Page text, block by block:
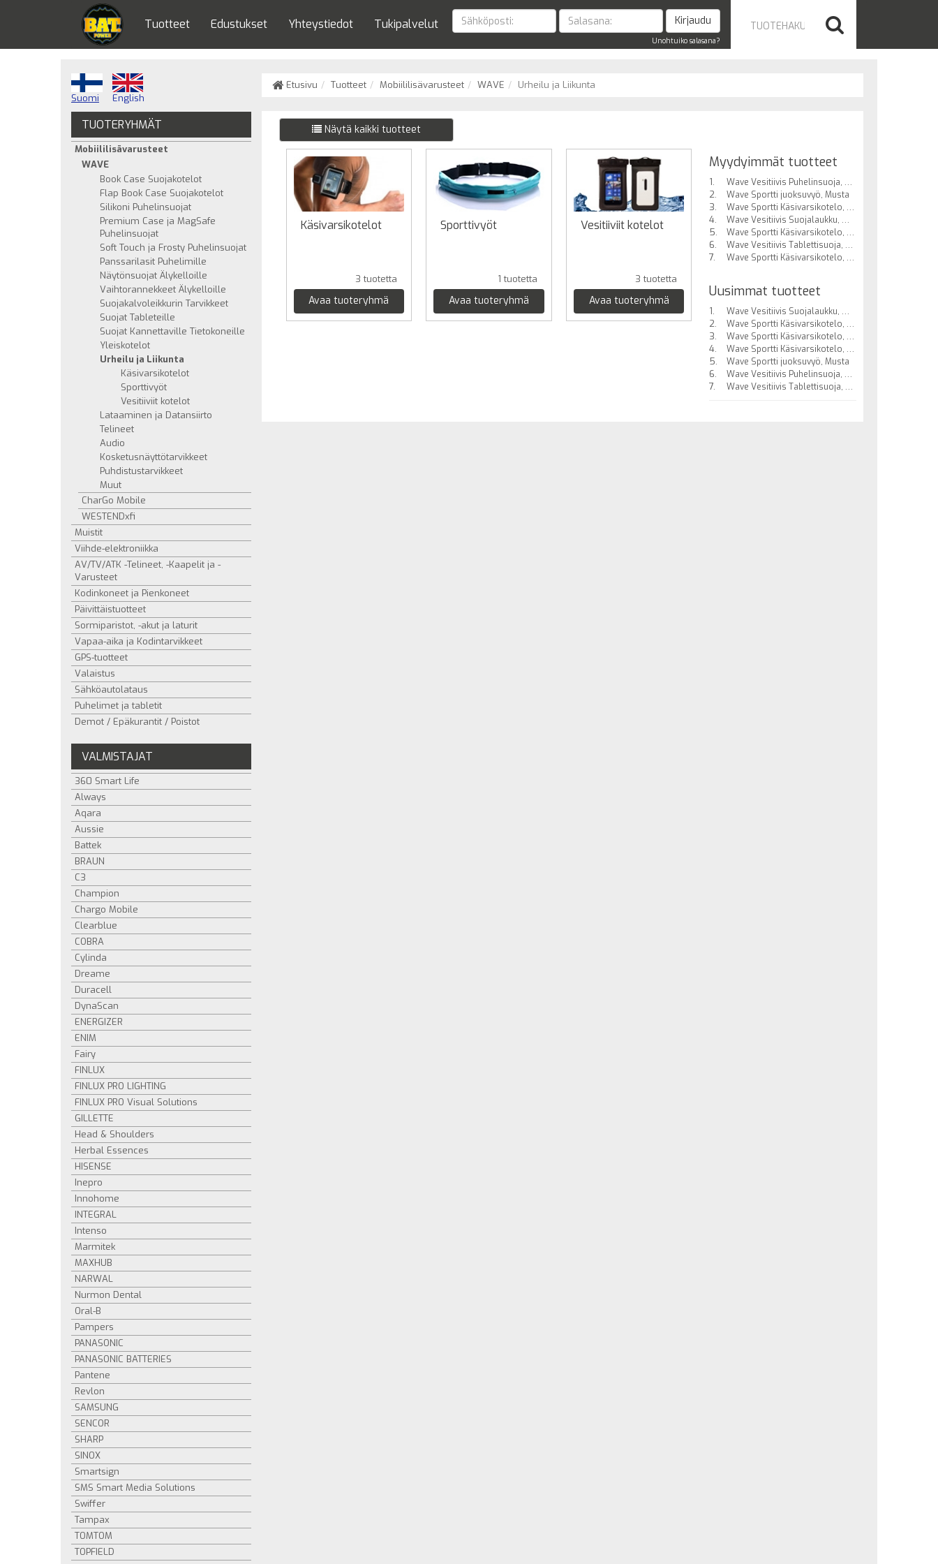
Tuotteet Edustukset Yhteystiedot Tukipalvelut
Unohtuiko salasana?
Etusivu Tuotteet Mobiililisävarusteet WAVE Urheilu ja Liikunta
Näytä kaikki tuotteet
Käsivarsikotelot
3 tuotetta
Avaa tuoteryhmä
Sporttivyöt
1 tuotetta
Avaa tuoteryhmä
Vesitiiviit kotelot
3 tuotetta
Avaa tuoteryhmä
Myydyimmät tuotteet
Wave Vesitiivis Puhelinsuoja, Musta
Wave Sportti juoksuvyö, Musta
Wave Sportti Käsivarsikotelo, Koko L, Musta
Wave Vesitiivis Suojalaukku, Musta
Wave Sportti Käsivarsikotelo, Koko M, Musta
Wave Vesitiivis Tablettisuoja, Musta
Wave Sportti Käsivarsikotelo, Koko L, Valkoinen
Uusimmat tuotteet
Wave Vesitiivis Suojalaukku, Musta
Wave Sportti Käsivarsikotelo, Koko L, Musta
Wave Sportti Käsivarsikotelo, Koko L, Valkoinen
Wave Sportti Käsivarsikotelo, Koko M, Musta
Wave Sportti juoksuvyö, Musta
Wave Vesitiivis Puhelinsuoja, Musta
Wave Vesitiivis Tablettisuoja, Musta
Suomi English
TUOTERYHMÄT
Mobiililisävarusteet
WAVE
Book Case Suojakotelot
Flap Book Case Suojakotelot
Silikoni Puhelinsuojat
Premium Case ja MagSafe
Puhelinsuojat
Soft Touch ja Frosty Puhelinsuojat
Panssarilasit Puhelimille
Näytönsuojat Älykelloille
Vaihtorannekkeet Älykelloille
Suojakalvoleikkurin Tarvikkeet
Suojat Tableteille
Suojat Kannettaville Tietokoneille
Yleiskotelot
Urheilu ja Liikunta
Käsivarsikotelot
Sporttivyöt
Vesitiiviit kotelot
Lataaminen ja Datansiirto
Telineet
Audio
Kosketusnäyttötarvikkeet
Puhdistustarvikkeet
Muut
CharGo Mobile
WESTENDxfi
Muistit
Viihde-elektroniikka
AV/TV/ATK -Telineet, -Kaapelit ja -
Varusteet
Kodinkoneet ja Pienkoneet
Päivittäistuotteet
Sormiparistot, -akut ja laturit
Vapaa-aika ja Kodintarvikkeet
GPS-tuotteet
Valaistus
Sähköautolataus
Puhelimet ja tabletit
Demot / Epäkurantit / Poistot
VALMISTAJAT
360 Smart Life
Always
Aqara
Aussie
Battek
BRAUN
C3
Champion
Chargo Mobile
Clearblue
COBRA
Cylinda
Dreame
Duracell
DynaScan
ENERGIZER
ENIM
Fairy
FINLUX
FINLUX PRO LIGHTING
FINLUX PRO Visual Solutions
GILLETTE
Head & Shoulders
Herbal Essences
HISENSE
Inepro
Innohome
INTEGRAL
Intenso
Marmitek
MAXHUB
NARWAL
Nurmon Dental
Oral-B
Pampers
PANASONIC
PANASONIC BATTERIES
Pantene
Revlon
SAMSUNG
SENCOR
SHARP
SINOX
Smartsign
SMS Smart Media Solutions
Swiffer
Tampax
TOMTOM
TOPFIELD